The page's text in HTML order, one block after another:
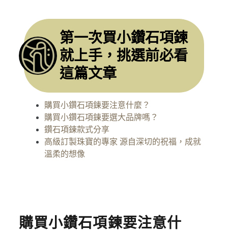
第一次買小鑽石項鍊
就上手，挑選前必看
這篇文章
購買小鑽石項鍊要注意什麼？
購買小鑽石項鍊要選大品牌嗎？
鑽石項鍊款式分享
高級訂製珠寶的專家 源自深切的祝福，成就
溫柔的想像
購買小鑽石項鍊要注意什